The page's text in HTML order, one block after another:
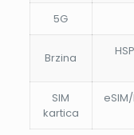
5G
Brzina
SIM
kartica